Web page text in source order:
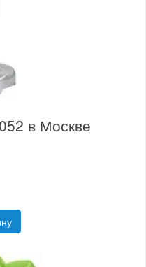
в Москве